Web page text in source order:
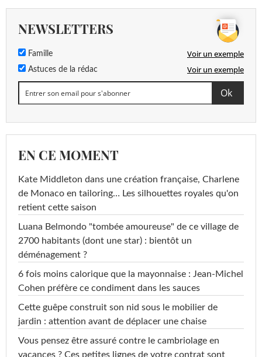
NEWSLETTERS
Famille Voir un exemple
Astuces de la rédac Voir un exemple
EN CE MOMENT
Kate Middleton dans une création française, Charlene
de Monaco en tailoring… Les silhouettes royales qu'on
retient cette saison
Luana Belmondo "tombée amoureuse" de ce village de
2700 habitants (dont une star) : bientôt un
déménagement ?
6 fois moins calorique que la mayonnaise : Jean-Michel
Cohen préfère ce condiment dans les sauces
Cette guêpe construit son nid sous le mobilier de
jardin : attention avant de déplacer une chaise
Vous pensez être assuré contre le cambriolage en
vacances ? Ces petites lignes de votre contrat sont